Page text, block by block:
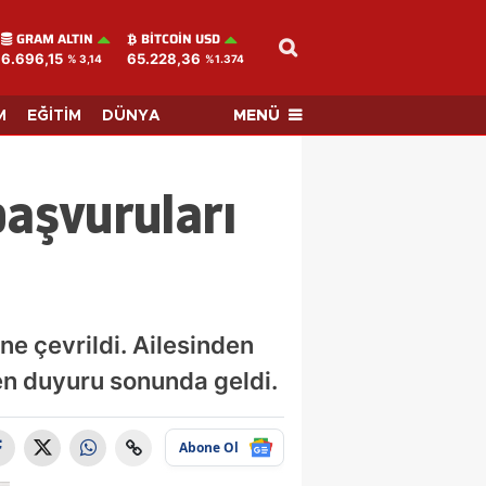
GRAM ALTIN
6.696,15 % 3,14
BITCOIN USD
65.228,36 %1.374
EĞİTİM DÜNYA MENÜ
çevrildi. Ailesinden
duyuru sonunda geldi.
Abone Ol